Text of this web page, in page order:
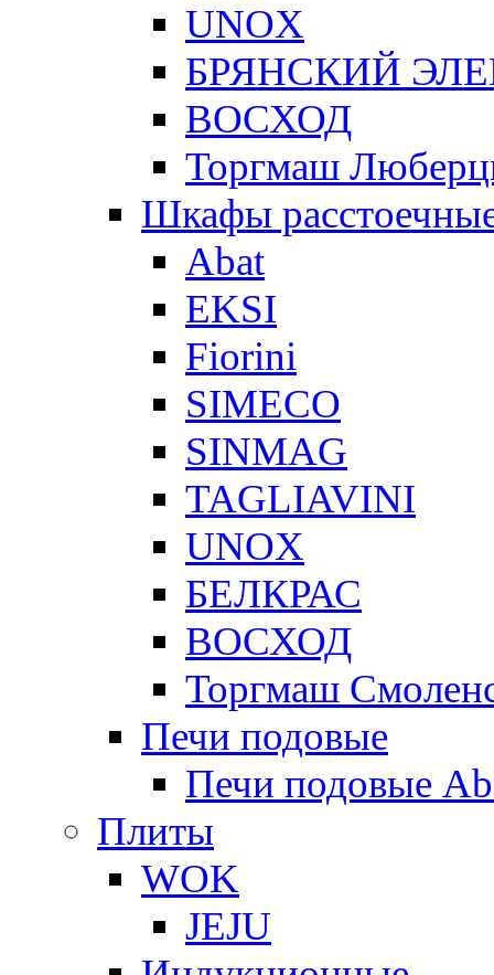
UNOX
БРЯНСКИЙ
ВОСХОД
Торгмаш
Шкафы
Abat
EKSI
Fiorini
SIMECO
SINMAG
TAGLIAVINI
UNOX
БЕЛКРАС
ВОСХОД
Торгмаш
Печи подовые
Печи подовые
Плиты
WOK
JEJU